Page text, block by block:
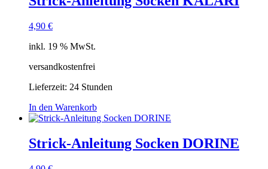
4,90 €
inkl. 19 % MwSt.
versandkostenfrei
Lieferzeit: 24 Stunden
In den Warenkorb
Strick-Anleitung Socken DORINE